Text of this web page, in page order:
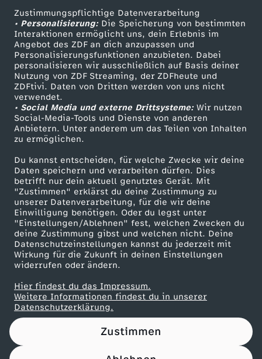
Zustimmungspflichtige Datenverarbeitung
• Personalisierung:Die Speicherung von bestimmten
Interaktionen ermöglicht uns, dein Erlebnis im
Angebot des ZDF an dich anzupassen und
Personalisierungsfunktionen anzubieten. Dabei
personalisieren wir ausschließlich auf Basis deiner
Nutzung von ZDF Streaming, der ZDFheute und
ZDFtivi. Daten von Dritten werden von uns nicht
verwendet.
• Social Media und externe Drittsysteme:Wir nutzen
Social-Media-Tools und Dienste von anderen
Anbietern. Unter anderem um das Teilen von Inhalten
zu ermöglichen.
Du kannst entscheiden, für welche Zwecke wir deine
Daten speichern und verarbeiten dürfen. Dies
betrifft nur dein aktuell genutztes Gerät. Mit
"Zustimmen" erklärst du deine Zustimmung zu
unserer Datenverarbeitung, für die wir deine
Einwilligung benötigen. Oder du legst unter
"Einstellungen/Ablehnen" fest, welchen Zwecken du
deine Zustimmung gibst und welchen nicht. Deine
Datenschutzeinstellungen kannst du jederzeit mit
Wirkung für die Zukunft in deinen Einstellungen
widerrufen oder ändern.
Hier findest du das Impressum.
Weitere Informationen findest du in unserer
Datenschutzerklärung.
Zustimmen
t
i
p
p
:
"
C
a
o
F
e
Livestreams
Sendungen A-Z
TV-Programm
Zuschauerservice
Hilfe
ZDF Unternehmen
Karriere
ZDF goes Schule
Werbefernsehen
Mainzelmännchen
Partner